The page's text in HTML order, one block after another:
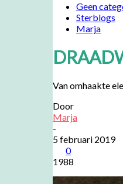
Geen
Sterblogs
Marja
Van omhaakte
Door
Marja
-
5 februari 2019
0
1988